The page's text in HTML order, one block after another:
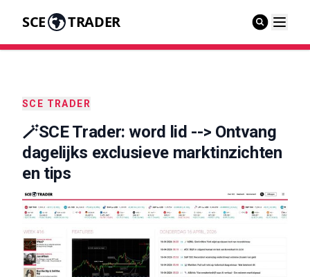
SCE TRADER
SCE TRADER
🪄SCE Trader: word lid --> Ontvang
dagelijks exclusieve marktinzichten
en tips